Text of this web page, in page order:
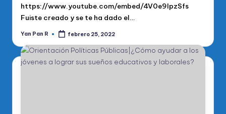
https://www.youtube.com/embed/4V0e9IpzSfs
Fuiste creado y se te ha dado el…
Publicado
Yan Pan R febrero 25, 2022